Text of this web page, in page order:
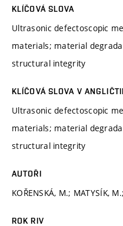
KLÍČOVÁ SLOVA
Ultrasonic defectoscopic
materials; material
structural integrity
KLÍČOVÁ SLOVA V
Ultrasonic defectoscopic
materials; material
structural integrity
AUTOŘI
KOŘENSKÁ, M.; MATYSÍK,
ROK RIV